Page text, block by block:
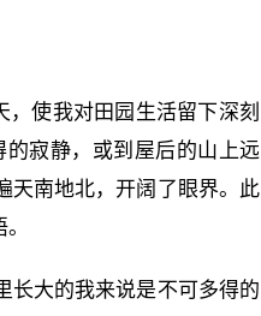
使我对田园生活留下深刻
寂静，或到屋后的山上远
天南地北，开阔了眼界。此
长大的我来说是不可多得的